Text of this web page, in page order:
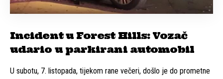
Incident u Forest Hills: Vozač
udario u parkirani automobil
U subotu, 7. listopada, tijekom rane večeri, došlo je do prometne